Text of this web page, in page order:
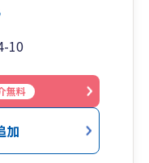
しそう」「相談
ではないでしょ
相談しにくい雰
お客様にとって
ートナー」のよ
10
無料
加